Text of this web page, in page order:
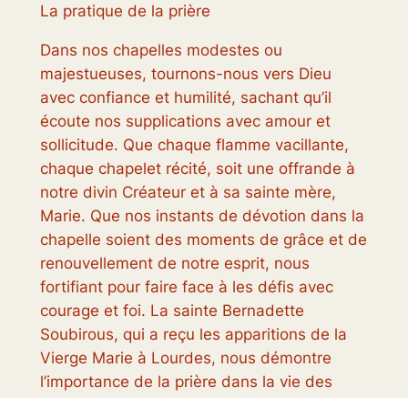
La pratique de la prière
Dans nos chapelles modestes ou
majestueuses, tournons-nous vers Dieu
avec confiance et humilité, sachant qu’il
écoute nos supplications avec amour et
sollicitude. Que chaque flamme vacillante,
chaque chapelet récité, soit une offrande à
notre divin Créateur et à sa sainte mère,
Marie. Que nos instants de dévotion dans la
chapelle soient des moments de grâce et de
renouvellement de notre esprit, nous
fortifiant pour faire face à les défis avec
courage et foi. La sainte Bernadette
Soubirous, qui a reçu les apparitions de la
Vierge Marie à Lourdes, nous démontre
l’importance de la prière dans la vie des